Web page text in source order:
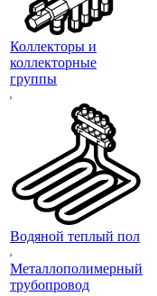
Коллекторы и
коллекторные
группы
Водяной теплый пол
Металлополимерный
трубопровод